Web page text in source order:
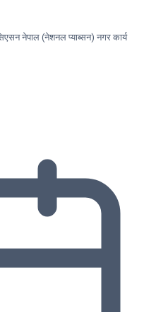
नेपाल (नेशनल प्याब्सन) नगर कार्य